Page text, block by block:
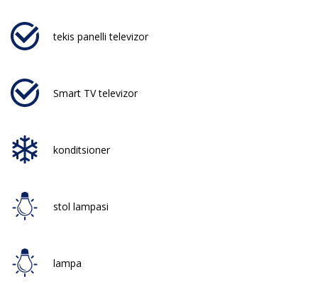
tekis panelli televizor
Smart TV televizor
konditsioner
stol lampasi
lampa